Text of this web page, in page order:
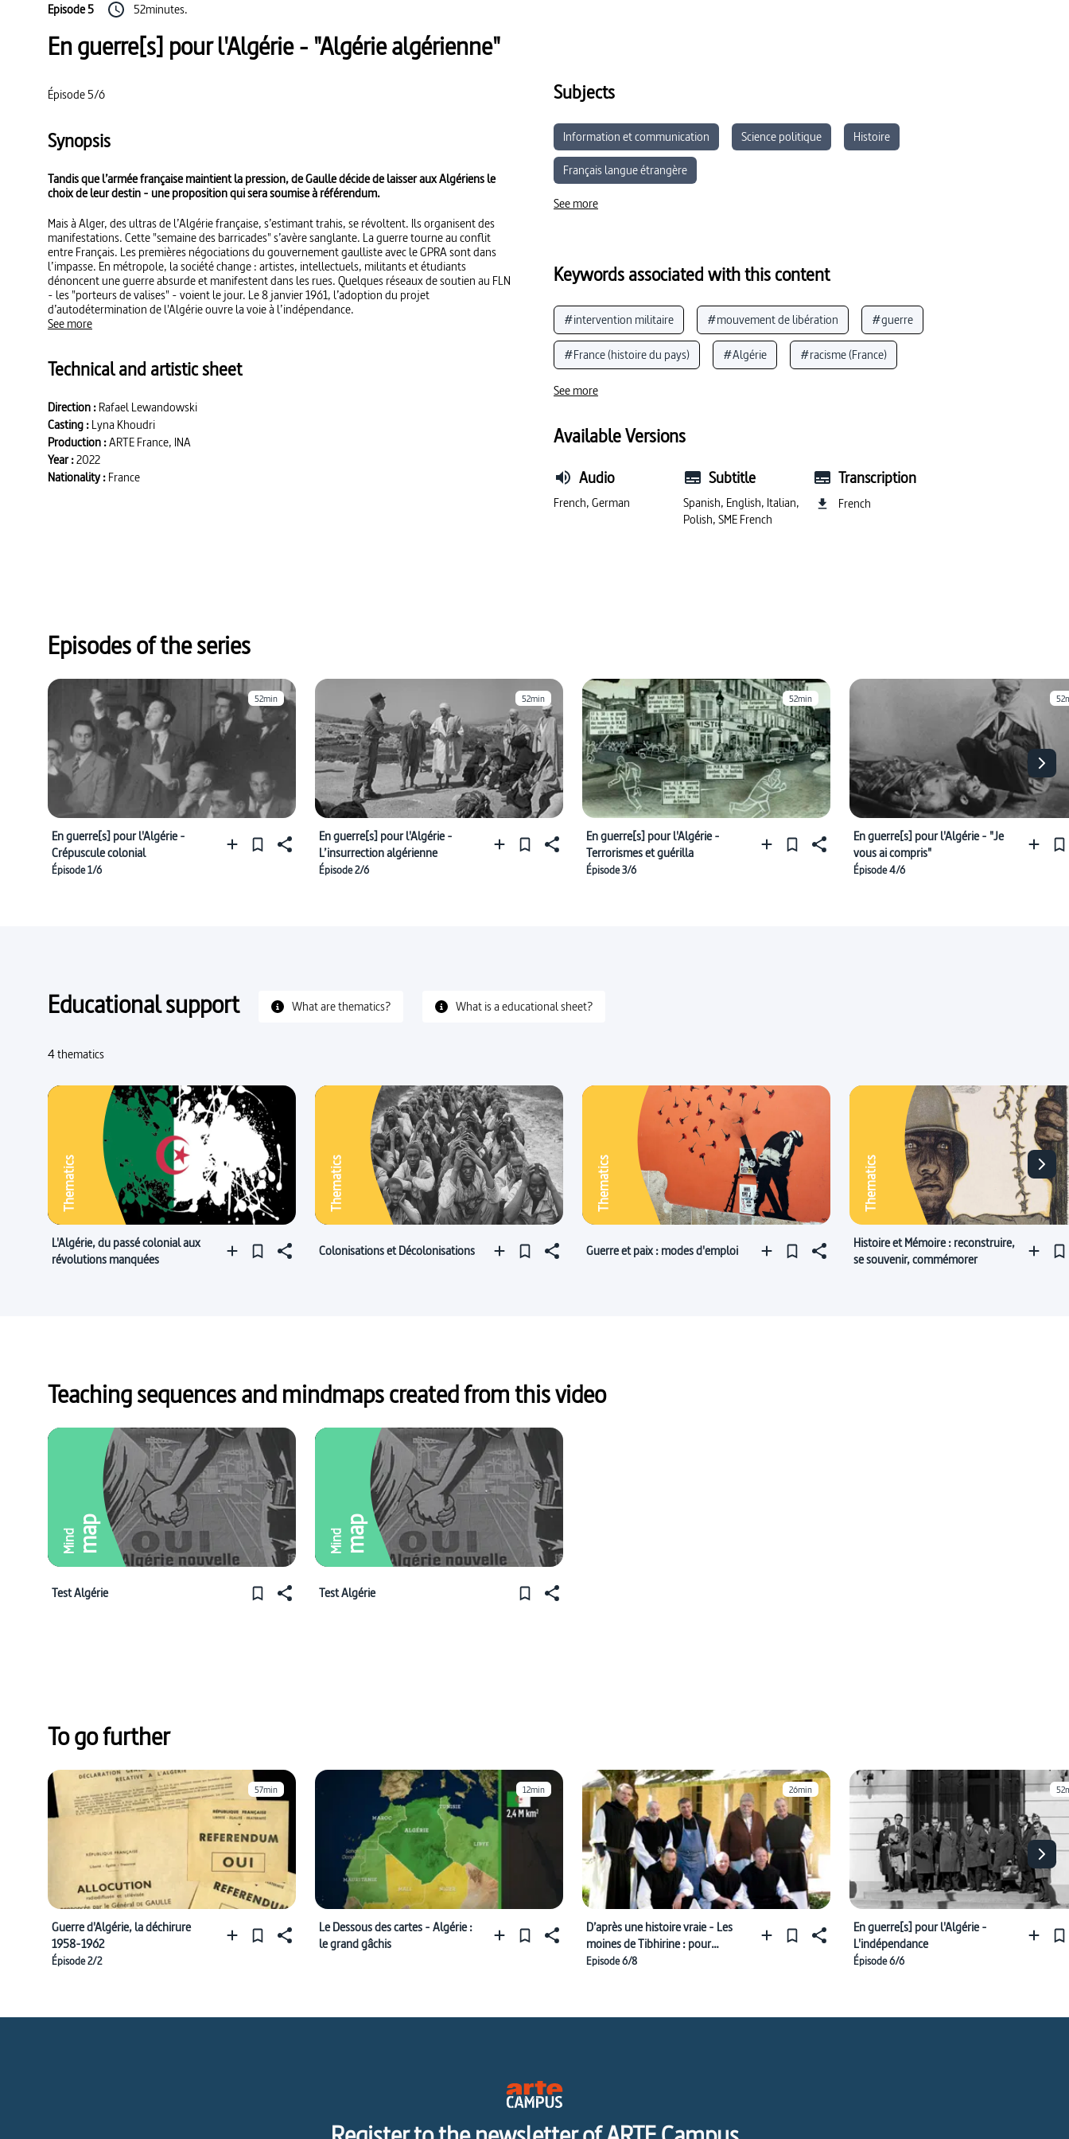
Episode 5 52minutes.
En guerre[s] pour l'Algérie - "Algérie algérienne"
Épisode 5/6
Synopsis
Tandis que l’armée française maintient la pression, de Gaulle décide de laisser aux Algériens le
choix de leur destin - une proposition qui sera soumise à référendum.
Mais à Alger, des ultras de l’Algérie française, s’estimant trahis, se révoltent. Ils organisent des
manifestations. Cette "semaine des barricades" s’avère sanglante. La guerre tourne au conflit
entre Français. Les premières négociations du gouvernement gaulliste avec le GPRA sont dans
l’impasse. En métropole, la société change : artistes, intellectuels, militants et étudiants
dénoncent une guerre absurde et manifestent dans les rues. Quelques réseaux de soutien au FLN
- les "porteurs de valises" - voient le jour. Le 8 janvier 1961, l’adoption du projet
d’autodétermination de l'Algérie ouvre la voie à l’indépendance.
See more
Technical and artistic sheet
Direction :Rafael Lewandowski
Casting :Lyna Khoudri
Production :ARTE France, INA
Year :2022
Nationality :France
Subjects
Information et communication Science politique
Histoire
Français langue étrangère
See more
Keywords associated with this content
#intervention militaire #mouvement de libération #guerre
#France (histoire du pays) #Algérie #racisme (France)
#résistance politique
#colonialisme
See more
Available Versions
Audio
French, German
Subtitle
Spanish, English, Italian,
Polish, SME French
Transcription
French
Episodes of the series
52min
En guerre[s] pour l'Algérie -
Crépuscule colonial
Épisode 1/6
52min
En guerre[s] pour l'Algérie -
L’insurrection algérienne
Épisode 2/6
52min
En guerre[s] pour l'Algérie -
Terrorismes et guérilla
Épisode 3/6
En guerre[s] pour l'Algérie - "Je
vous ai compris"
Épisode 4/6
Educational support What are thematics? What is a educational sheet?
4 thematics
Thematics
L'Algérie, du passé colonial aux
révolutions manquées
Thematics
Colonisations et Décolonisations
Thematics
Guerre et paix : modes d'emploi
Thematics
Histoire et Mémoire : reconstruire,
se souvenir, commémorer
Teaching sequences and mindmaps created from this video
Mindmap
Test Algérie
Mindmap
Test Algérie
To go further
57min
Guerre d'Algérie, la déchirure
1958-1962
Épisode 2/2
12min
Le Dessous des cartes - Algérie :
le grand gâchis
26min
D’après une histoire vraie - Les
moines de Tibhirine : pour
l'amour de l'Algérie
Episode 6/8
En guerre[s] pour l'Algérie -
L'indépendance
Épisode 6/6